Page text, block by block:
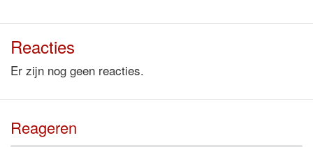
Reacties
Er zijn nog geen reacties.
Reageren